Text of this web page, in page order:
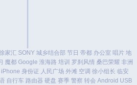
家汇 SONY 城乡结合部 节日 帝都 办公室 唱片 地
魔都 Google 淮海路 培训 罗刹风情 桑巴荣耀 非洲
iPhone 身份证 人民广场 外滩 空调 徐小组长 临安
自行车 路由器 硬盘 赛季 警察 转会 Android USB